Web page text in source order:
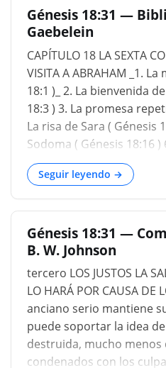
pies, y descanses debajo
bocado de pan, y os
corazones; y después de
por eso habéis venido a
dijeron: Haz así como has
). Entonces el Señor
pasaban. Abraham
Génesis 18:31 —
Gaebelein
CAPÍTULO 18 LA SEXTA
VISITA A ABRAHAM _1.
18:1 )_ 2. La bienvenida
18:3 ) 3. La promesa
La risa de Sara ( Génesis
Sodoma ( Génesis 18:16
Abraham ( Génesis 18:17
notable fue la respuesta
obediencia de fe de
Seguir leyendo →
Génesis 18:31 —
B. W. Johnson
tercero LOS JUSTOS LA
LO HARÁ POR CAUSA DE
anciano serio mantiene
puede soportar la idea
destruida, mucho menos
condenados con los